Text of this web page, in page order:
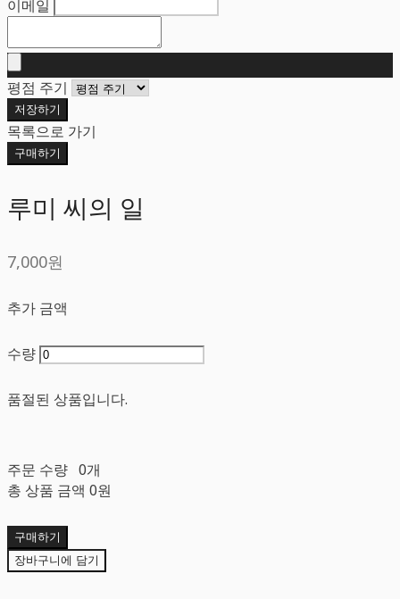
이메일
평점 주기
저장하기
목록으로 가기
구매하기
루미 씨의 일
7,000원
추가 금액
수량
품절된 상품입니다.
주문 수량 0개
총 상품 금액 0원
구매하기
장바구니에 담기